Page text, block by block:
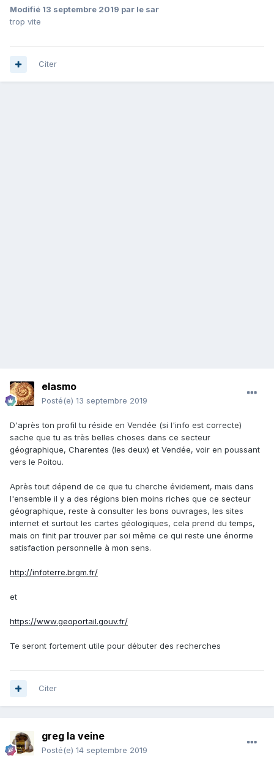
Modifié 13 septembre 2019 par le sar
trop vite
Citer
elasmo
Posté(e) 13 septembre 2019
D'après ton profil tu réside en Vendée (si l'info est correcte)
sache que tu as très belles choses dans ce secteur
géographique, Charentes (les deux) et Vendée, voir en poussant
vers le Poitou.
Après tout dépend de ce que tu cherche évidement, mais dans
l'ensemble il y a des régions bien moins riches que ce secteur
géographique, reste à consulter les bons ouvrages, les sites
internet et surtout les cartes géologiques, cela prend du temps,
mais on finit par trouver par soi même ce qui reste une énorme
satisfaction personnelle à mon sens.
http://infoterre.brgm.fr/
et
https://www.geoportail.gouv.fr/
Te seront fortement utile pour débuter des recherches
Citer
greg la veine
Posté(e) 14 septembre 2019